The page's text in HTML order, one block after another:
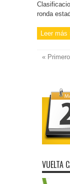
ronda
Leer más
« Primero
VUELTA